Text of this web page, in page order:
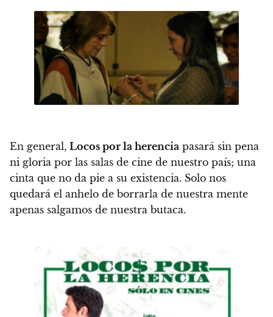
En general, Locos por la herencia pasará sin pena
ni gloria por las salas de cine de nuestro país; una
cinta que no da pie a su existencia. Solo nos
quedará el anhelo de borrarla de nuestra mente
apenas salgamos de nuestra butaca.